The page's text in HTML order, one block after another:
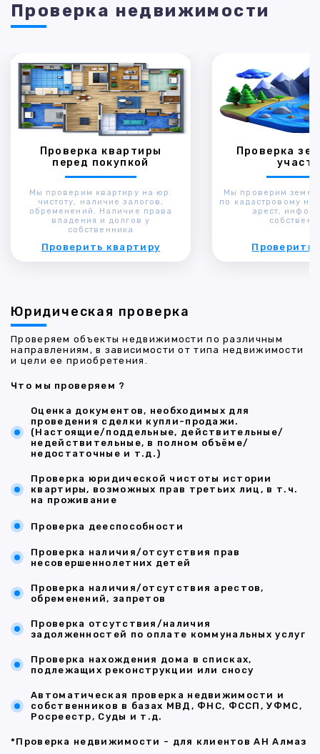
Проверка недвижимости
Проверка квартиры
перед покупкой
Мы проверим квартиру на юр.
чистоту, наличие залогов,
обременений. Наличие права
владения и долгов у
собственника
Проверить квартиру
Проверка
Мы проверим
по кадастровому
арест,
Проверить
Юридическая проверка
Проверяем объекты недвижимости по различным
направлениям, в зависимости от типа недвижимости
и цели ее приобретения.
Что мы проверяем ?
Оценка документов, необходимых для
проведения сделки купли-продажи.
(Настоящие/поддельные, действительные/
недействительные, в полном объёме/
недостаточные и т.д.)
Проверка юридической чистоты истории
квартиры, возможных прав третьих лиц, в т.ч.
на проживание
Проверка дееспособности
Проверка наличия/отсутствия прав
несовершеннолетних детей
Проверка наличия/отсутствия арестов,
обременений, запретов
Проверка отсутствия/наличия
задолженностей по оплате коммунальных услуг
Проверка нахождения дома в списках,
подлежащих реконструкции или сносу
Автоматическая проверка недвижимости и
собственников в базах МВД, ФНС, ФССП, УФМС,
Росреестр, Суды и т.д.
*Проверка недвижимости - для клиентов АН Алмаз